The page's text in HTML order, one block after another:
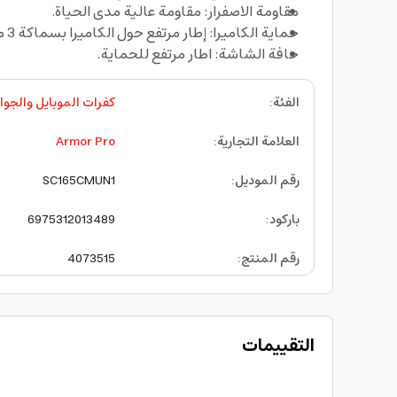
مقاومة الاصفرار: مقاومة عالية مدى الحياة.
حماية الكاميرا: إطار مرتفع حول الكاميرا بسماكة 3 مم.
حافة الشاشة: اطار مرتفع للحماية.
الفئة:
كفرات الموبايل
العلامة التجارية:
Armor Pro
رقم الموديل:
SC165CMUN1
باركود:
6975312013489
رقم المنتج:
4073515
التقييمات